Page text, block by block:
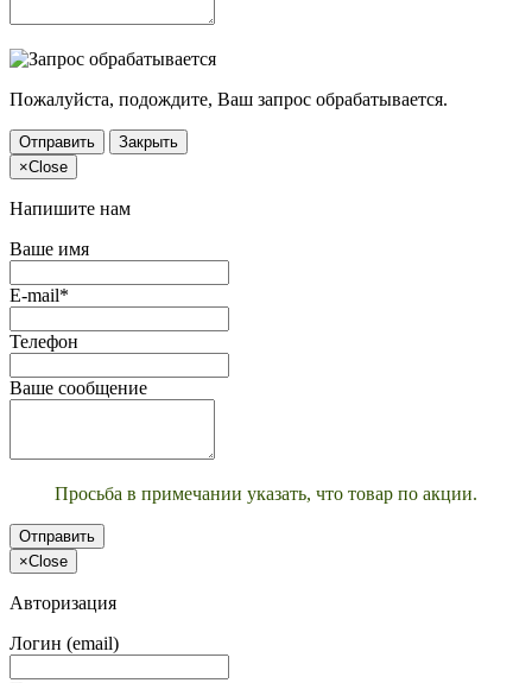
Пожалуйста, подождите, Ваш запрос обрабатывается.
Отправить
Закрыть
×Close
Напишите нам
Ваше имя
E-mail*
Телефон
Ваше сообщение
Просьба в примечании указать, что товар по акции.
Отправить
×Close
Авторизация
Логин (email)